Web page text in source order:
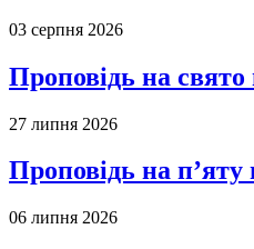
03 серпня 2026
Проповідь на
27 липня 2026
Проповідь на п’яту
06 липня 2026